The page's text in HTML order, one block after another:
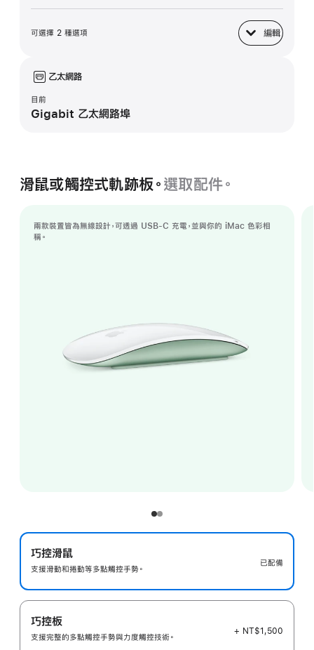
可選擇 2 種選項 編輯
底座
乙太網路
目前
Gigabit 乙太網路埠
滑鼠或觸控式軌跡板。 選取配件。
兩款裝置皆為無線設計，可透過 USB-C 充電，並與你的 iMac 色彩相
稱。
巧控滑鼠
支援滑動和捲動等多點觸控手勢。
已配備
巧控板
支援完整的多點觸控手勢與力度觸控技術。
+ NT$1,500